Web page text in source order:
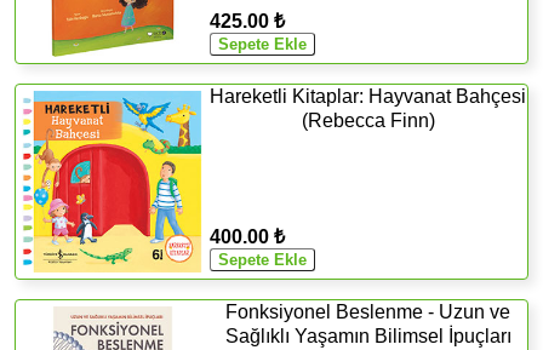
425.00 ₺
Hareketli Kitaplar: Hayvanat Bahçesi
(Rebecca Finn)
400.00 ₺
Fonksiyonel Beslenme - Uzun ve
Sağlıklı Yaşamın Bilimsel İpuçları